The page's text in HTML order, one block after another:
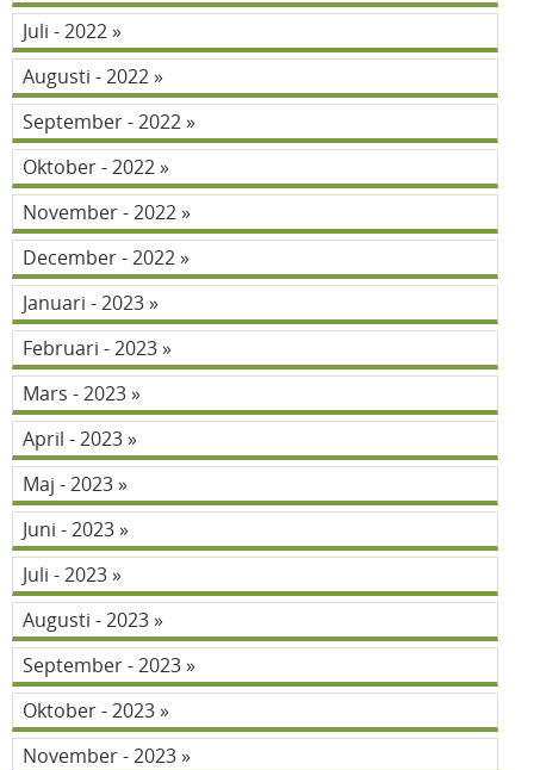
Juli - 2022
Augusti - 2022
September - 2022
Oktober - 2022
November - 2022
December - 2022
Januari - 2023
Februari - 2023
Mars - 2023
April - 2023
Maj - 2023
Juni - 2023
Juli - 2023
Augusti - 2023
September - 2023
Oktober - 2023
November - 2023